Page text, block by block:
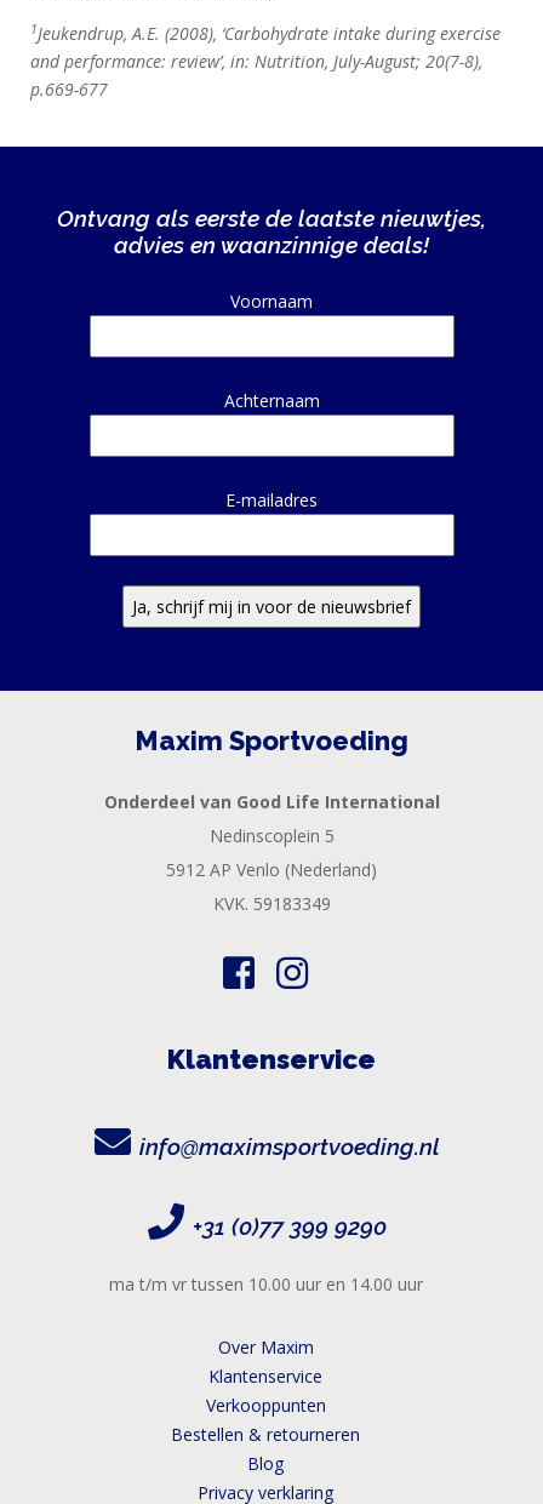
1Jeukendrup, A.E. (2008), ‘Carbohydrate intake during exercise
and performance: review’, in: Nutrition, July-August; 20(7-8),
p.669-677
Ontvang als eerste de laatste nieuwtjes,
advies en waanzinnige deals!
Voornaam
Achternaam
E-mailadres
Alternative:
Maxim Sportvoeding
Onderdeel van Good Life International
Nedinscoplein 5
5912 AP Venlo (Nederland)
KVK. 59183349
Klantenservice
info@maximsportvoeding.nl
+31 (0)77 399 9290
ma t/m vr tussen 10.00 uur en 14.00 uur
Over Maxim
Klantenservice
Verkooppunten
Bestellen & retourneren
Blog
Privacy verklaring